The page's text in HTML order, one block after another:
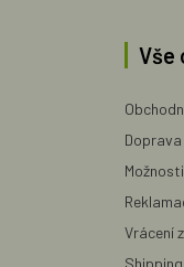
Vše
Doprava
Vrácení